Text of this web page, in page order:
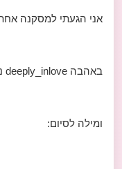
אני הגעתי למסקנה
באהבה deeply_inlove נתראה בחיים שאחרי...
ומילה לסיום: